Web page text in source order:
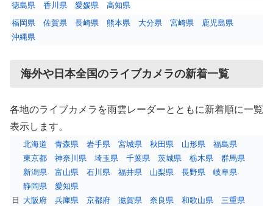
徳島県
香川県 愛媛県
高知県
福岡県
佐賀県 長崎県 熊本県 大分県 宮崎県
鹿児島県
沖縄県
海外や日本全国のライブカメラの新着一覧
各地のライブカメラを雨雲レーダーとともに新着順に一覧
表示します。
日
北海道 青森県 岩手県 宮城県 秋田県 山形県
福島県
東京都
神奈川県 埼玉県 千葉県 茨城県 栃木県
群馬県
新潟県
富山県 石川県 福井県 山梨県 長野県
岐阜県
静岡県
愛知県
大阪府
兵庫県 京都府 滋賀県 奈良県 和歌山県
三重県